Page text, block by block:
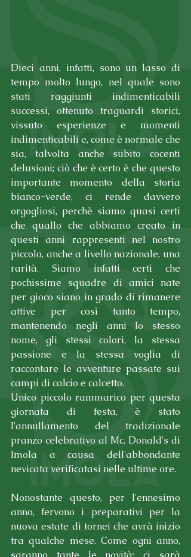
Dieci anni, infatti, sono un lasso di
tempo molto lungo, nel quale sono
stati raggiunti indimenticabili
successi, ottenuto traguardi storici,
vissuto esperienze e momenti
indimenticabili e, come è normale che
sia, talvolta anche subito cocenti
delusioni; ciò che è certo è che questo
importante momento della storia
bianco-verde, ci rende davvero
orgogliosi, perchè siamo quasi certi
che quallo che abbiamo creato in
questi anni rappresenti nel nostro
piccolo, anche a livello nazionale, una
rarità. Siamo infatti certi che
pochissime squadre di amici nate
per gioco siano in grado di rimanere
attive per così tanto tempo,
mantenendo negli anni lo stesso
nome, gli stessi colori, la stessa
passione e la stessa voglia di
raccontare le avventure passate sui
campi di calcio e calcetto.
Unico piccolo rammarico per questa
giornata di festa, è stato
l'annullamento del tradizionale
pranzo celebrativo al Mc. Donald's di
Imola a causa dell'abbondante
nevicata verificatasi nelle ultime ore.
Nonostante questo, per l'ennesimo
anno, fervono i preparativi per la
nuova estate di tornei che avrà inizio
tra qualche mese. Come ogni anno,